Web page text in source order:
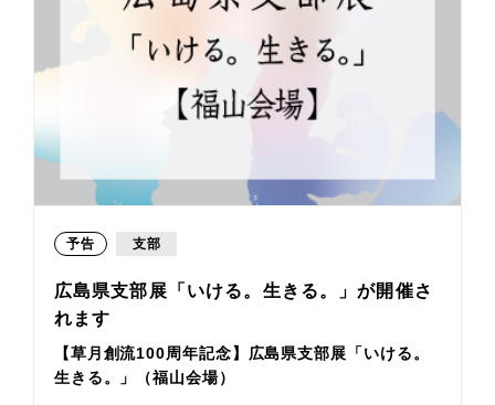
予告 支部
広島県支部展「いける。生きる。」が開催さ
れます
【草月創流100周年記念】広島県支部展「いける。
生きる。」（福山会場）